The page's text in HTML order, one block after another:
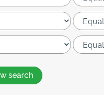
search